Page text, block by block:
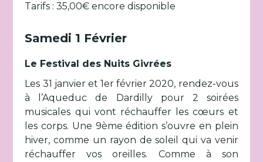
Tarifs : 35,00€ encore disponible
Samedi 1 Février
Le Festival des Nuits Givrées
Les 31 janvier et 1er février 2020, rendez-vous
à l’Aqueduc de Dardilly pour 2 soirées
musicales qui vont réchauffer les cœurs et
les corps. Une 9ème édition s’ouvre en plein
hiver, comme un rayon de soleil qui va venir
réchauffer vos oreilles. Comme à son